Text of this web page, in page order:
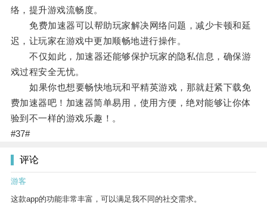
络，提升游戏流畅度。
免费加速器可以帮助玩家解决网络问题，减少卡顿和延
迟，让玩家在游戏中更加顺畅地进行操作。
不仅如此，加速器还能够保护玩家的隐私信息，确保游
戏过程安全无忧。
如果你也想要畅快地玩和平精英游戏，那就赶紧下载免
费加速器吧！加速器简单易用，使用方便，绝对能够让你体
验到不一样的游戏乐趣！。
#37#
评论
游客
这款app的功能非常丰富，可以满足我不同的社交需求。